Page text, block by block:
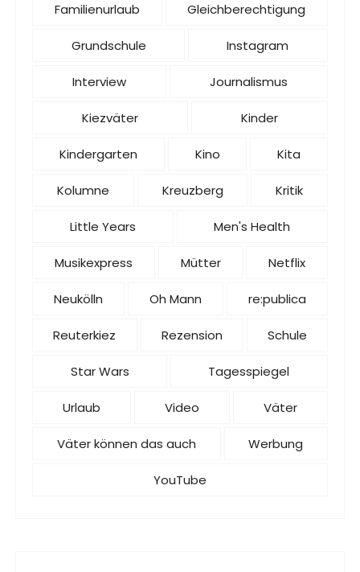
Familienurlaub Gleichberechtigung
Grundschule Instagram
Interview Journalismus
Kiezväter Kinder
Kindergarten Kino Kita
Kolumne Kreuzberg Kritik
Little Years Men's Health
Musikexpress Mütter Netflix
Neukölln Oh Mann re:publica
Reuterkiez Rezension Schule
Star Wars Tagesspiegel
Urlaub Video Väter
Väter können das auch Werbung
YouTube